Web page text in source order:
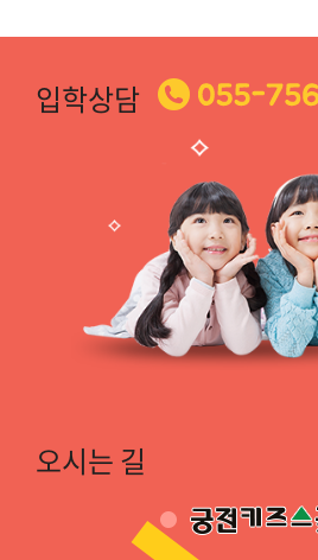
입학상담
오시는 길